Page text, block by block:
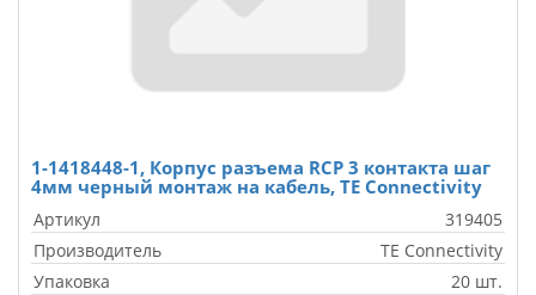
1-1418448-1, Корпус разъема RCP 3 контакта шаг
4мм черный монтаж на кабель, TE Connectivity
Артикул
319405
Производитель
TE Connectivity
Упаковка
20 шт.